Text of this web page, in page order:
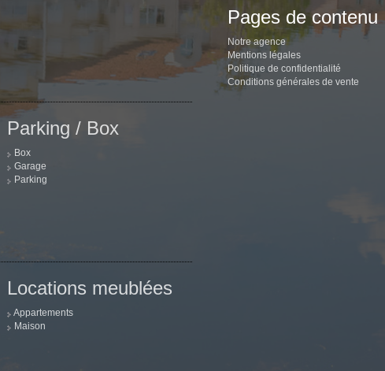
Parking / Box
Box
Garage
Parking
Locations meublées
Appartements
Maison
Pages de contenu
Notre agence
Mentions légales
Politique de confidentialité
Conditions générales de vente